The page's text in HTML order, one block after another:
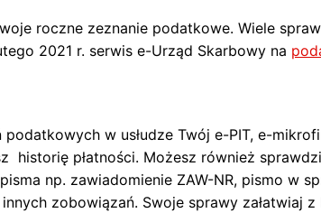
roczne zeznanie podatkowe. Wiele
2021 r. serwis e-Urząd Skarbowy na
w usłudze Twój e-PIT, e-
historię płatności. Możesz również
np. zawiadomienie ZAW-NR, pismo w
zobowiązań. Swoje sprawy załatwiaj